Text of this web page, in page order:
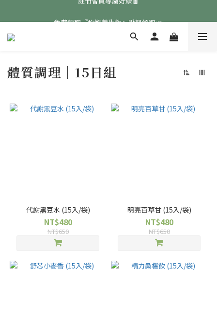
體質調理｜15日組
代謝黑豆水 (15入/袋)
NT$480
NT$650
明亮百草甘 (15入/袋)
NT$480
NT$650